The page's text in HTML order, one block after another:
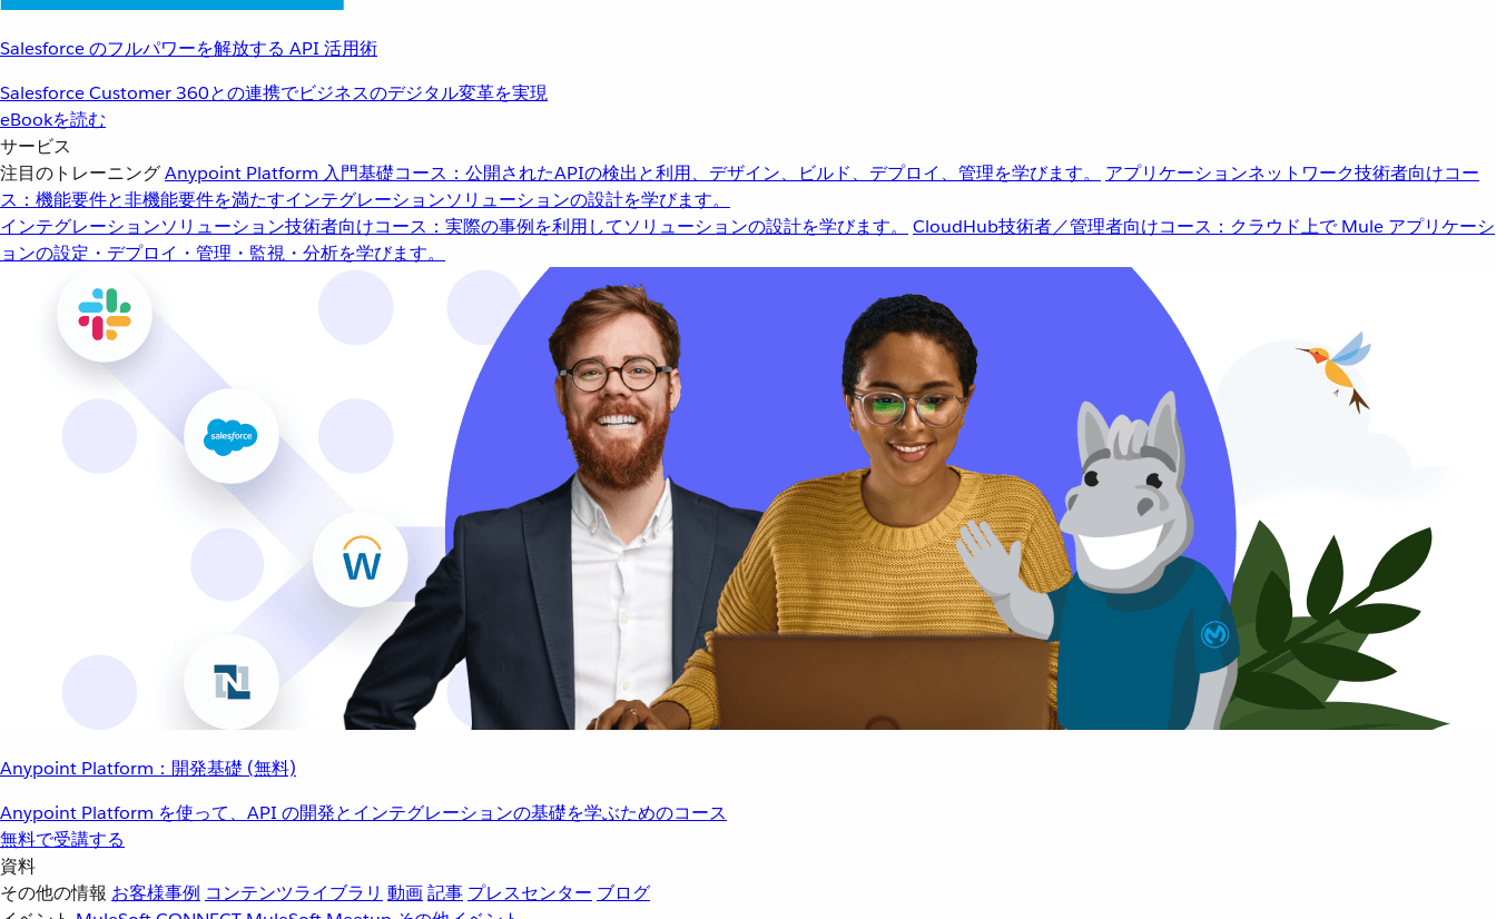
Salesforce のフルパワーを解放する API 活用術
Salesforce Customer 360との連携でビジネスのデジタル変革を実現
eBookを読む
サービス
注目のトレーニングAnypoint Platform 入門基礎コース：公開されたAPIの検出と利用、デザイン、ビルド、デプロイ、管理を学びます。 アプリケーションネットワーク技術者向けコー
ス：機能要件と非機能要件を満たすインテグレーションソリューションの設計を学びます。
インテグレーションソリューション技術者向けコース：実際の事例を利用してソリューションの設計を学びます。 CloudHub技術者／管理者向けコース：クラウド上で Mule アプリケーシ
ョンの設定・デプロイ・管理・監視・分析を学びます。
Anypoint Platform：開発基礎 (無料)
Anypoint Platform を使って、API の開発とインテグレーションの基礎を学ぶためのコース
無料で受講する
資料
その他の情報 お客様事例 コンテンツライブラリ 動画記事 プレスセンター ブログ